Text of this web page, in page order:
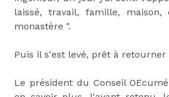
laissé, travail, famille,
monastère ".
Puis il s'est levé, prêt à
Le président du Conseil